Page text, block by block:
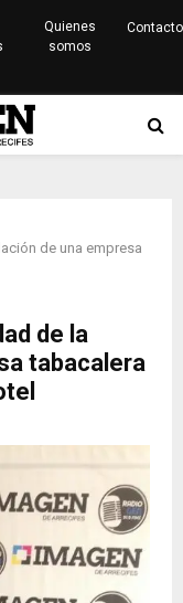
Quienes
somos
Contacto
de una empresa
de la
tabacalera